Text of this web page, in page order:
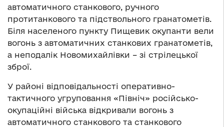
автоматичного станкового, ручного
протитанкового та підствольного гранатометів.
Біля населеного пункту Пищевик окупанти вели
вогонь з автоматичних станкових гранатометів,
а неподалік Новомихайлівки – зі стрілецької
зброї.
У районі відповідальності оперативно-
тактичного угруповання «Північ» російсько-
окупаційні війська відкривали вогонь з
автоматичного станкового та станкового